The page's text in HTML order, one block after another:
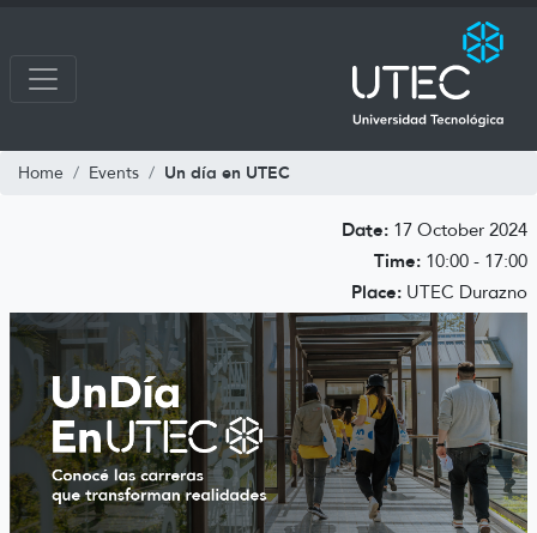
Home Events Un día en UTEC
Date: 17 October 2024
Time: 10:00 - 17:00
Place: UTEC Durazno